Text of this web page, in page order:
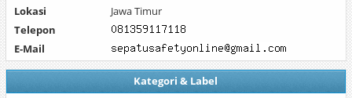
Lokasi
Jawa Timur
Telepon
E-Mail
Kategori & Label